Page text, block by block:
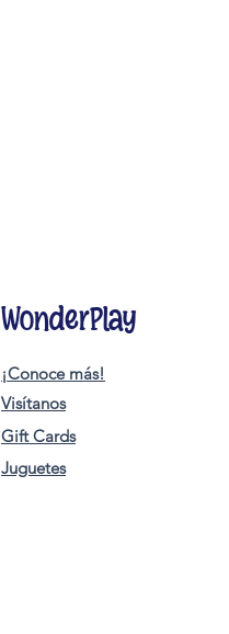
WonderPlay
¡Conoce más!
Visítanos
Gift Cards
Juguetes